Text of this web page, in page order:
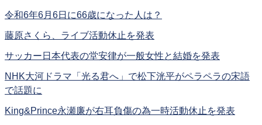
令和6年6月6日に66歳になった人は？
藤原さくら、ライブ活動休止を発表
サッカー日本代表の堂安律が一般女性と結婚を発表
NHK大河ドラマ「光る君へ」で松下洸平がペラペラの宋語
で話題に
King&Prince永瀬廉が右耳負傷の為一時活動休止を発表